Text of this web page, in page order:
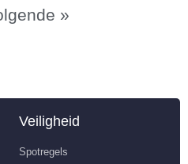
»
Veiligheid
Spotregels